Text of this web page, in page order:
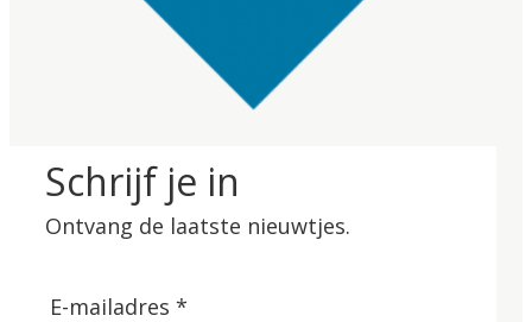
Schrijf je in
Ontvang de laatste nieuwtjes.
E-mailadres *